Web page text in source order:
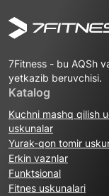
7Fitness - bu AQSh
yetkazib beruvchisi.
Katalog
Kuchni mashq qilish
uskunalar
Yurak-qon tomir
Erkin vaznlar
Funktsional
Fitnes uskunalari